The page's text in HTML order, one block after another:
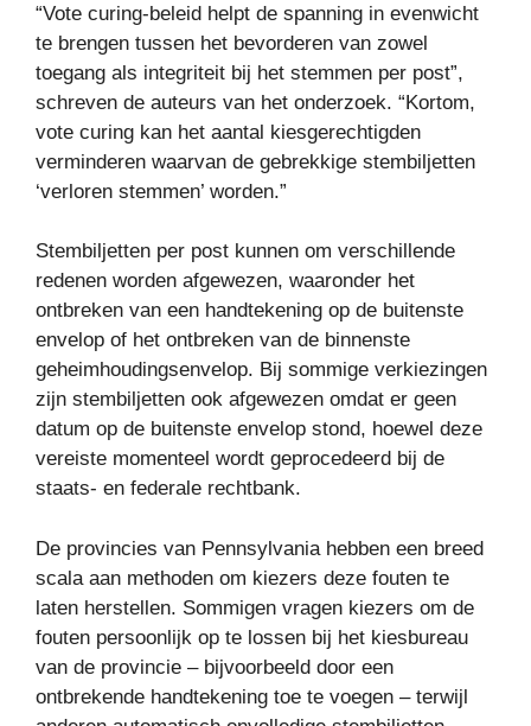
“Vote curing-beleid helpt de spanning in evenwicht
te brengen tussen het bevorderen van zowel
toegang als integriteit bij het stemmen per post”,
schreven de auteurs van het onderzoek. “Kortom,
vote curing kan het aantal kiesgerechtigden
verminderen waarvan de gebrekkige stembiljetten
‘verloren stemmen’ worden.”
Stembiljetten per post kunnen om verschillende
redenen worden afgewezen, waaronder het
ontbreken van een handtekening op de buitenste
envelop of het ontbreken van de binnenste
geheimhoudingsenvelop. Bij sommige verkiezingen
zijn stembiljetten ook afgewezen omdat er geen
datum op de buitenste envelop stond, hoewel deze
vereiste momenteel wordt geprocedeerd bij de
staats- en federale rechtbank.
De provincies van Pennsylvania hebben een breed
scala aan methoden om kiezers deze fouten te
laten herstellen. Sommigen vragen kiezers om de
fouten persoonlijk op te lossen bij het kiesbureau
van de provincie – bijvoorbeeld door een
ontbrekende handtekening toe te voegen – terwijl